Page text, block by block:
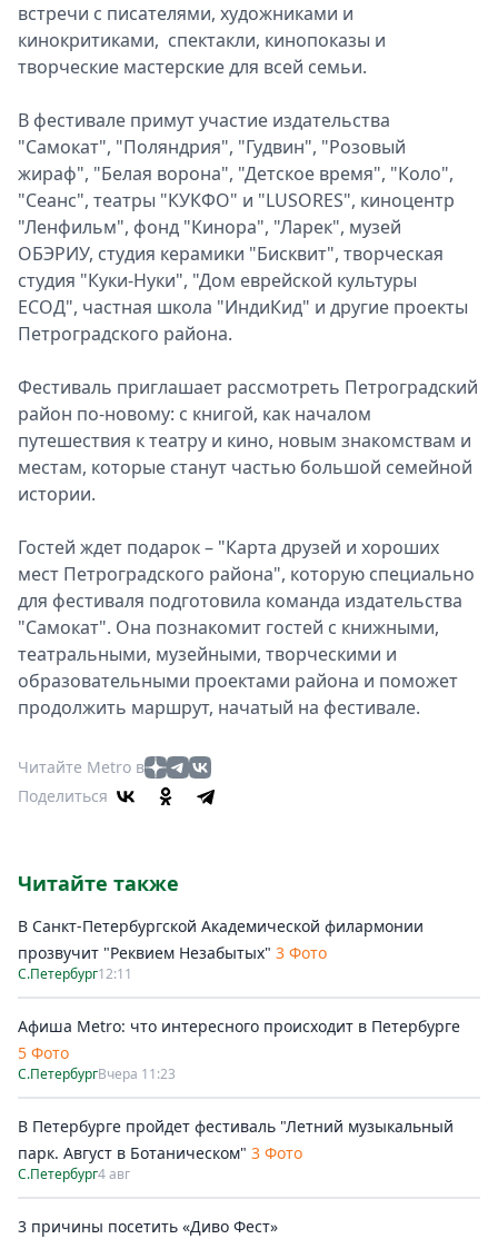
встречи с писателями, художниками и
кинокритиками, спектакли, кинопоказы и
творческие мастерские для всей семьи.
В фестивале примут участие издательства
"Самокат", "Поляндрия", "Гудвин", "Розовый
жираф", "Белая ворона", "Детское время", "Коло",
"Сеанс", театры "КУКФО" и "LUSORES", киноцентр
"Ленфильм", фонд "Кинора", "Ларек", музей
ОБЭРИУ, студия керамики "Бисквит", творческая
студия "Куки-Нуки", "Дом еврейской культуры
ЕСОД", частная школа "ИндиКид" и другие проекты
Петроградского района.
Фестиваль приглашает рассмотреть Петроградский
район по-новому: с книгой, как началом
путешествия к театру и кино, новым знакомствам и
местам, которые станут частью большой семейной
истории.
Гостей ждет подарок – "Карта друзей и хороших
мест Петроградского района", которую специально
для фестиваля подготовила команда издательства
"Самокат". Она познакомит гостей с книжными,
театральными, музейными, творческими и
образовательными проектами района и поможет
продолжить маршрут, начатый на фестивале.
Читайте Metro в
Поделиться
Читайте также
В Санкт-Петербургской Академической филармонии
прозвучит "Реквием Незабытых" 3 Фото
С.Петербург12:11
Афиша Metro: что интересного происходит в Петербурге
5 Фото
С.ПетербургВчера 11:23
В Петербурге пройдет фестиваль "Летний музыкальный
парк. Август в Ботаническом" 3 Фото
С.Петербург4 авг
3 причины посетить «Диво Фест»